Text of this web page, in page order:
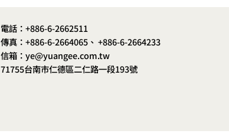
電話：+886-6-2662511
傳真：+886-6-2664065、 +886-6-2664233
信箱：ye@yuangee.com.tw
71755台南市仁德區二仁路一段193號